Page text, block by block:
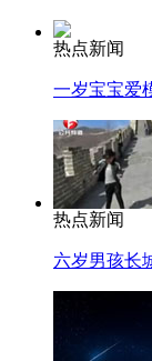
热点新闻
一岁宝宝爱
热点新闻
六岁男孩长